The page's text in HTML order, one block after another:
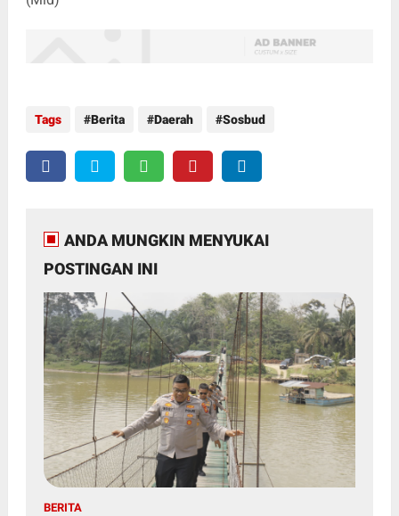
Tags Berita Daerah Sosbud
ANDA MUNGKIN MENYUKAI
POSTINGAN INI
BERITA